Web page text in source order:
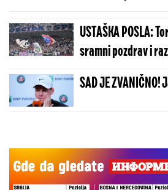
USTAŠKA POSLA:
sramni pozdrav i
transparent o
SAD JE